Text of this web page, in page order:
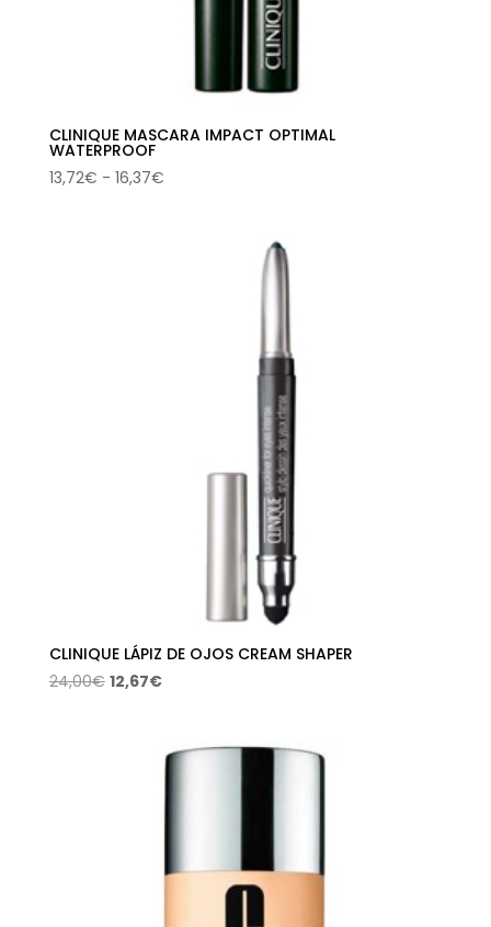
CLINIQUE MASCARA IMPACT OPTIMAL
WATERPROOF
13,72€ - 16,37€Rango
CLINIQUE LÁPIZ DE OJOS CREAM SHAPER
24,00€ El
12,67€El
es: